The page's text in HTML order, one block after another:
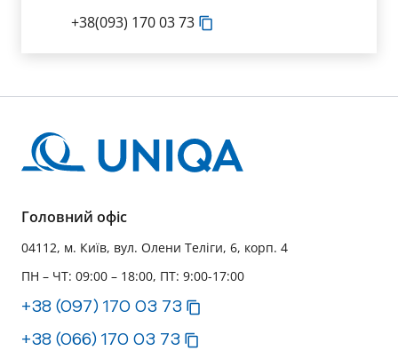
+38(093) 170 03 73
Головний офіс
04112, м. Київ, вул. Олени Теліги, 6, корп. 4
ПН – ЧТ: 09:00 – 18:00, ПТ: 9:00-17:00
+38 (097) 170 03 73
+38 (066) 170 03 73